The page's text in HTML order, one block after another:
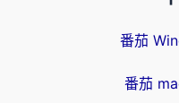
番茄
番茄